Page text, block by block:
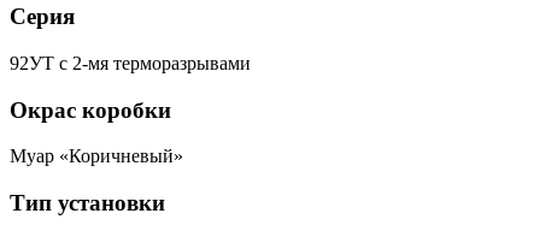
Серия
92УТ с 2-мя терморазрывами
Окрас коробки
Муар «Коричневый»
Тип установки